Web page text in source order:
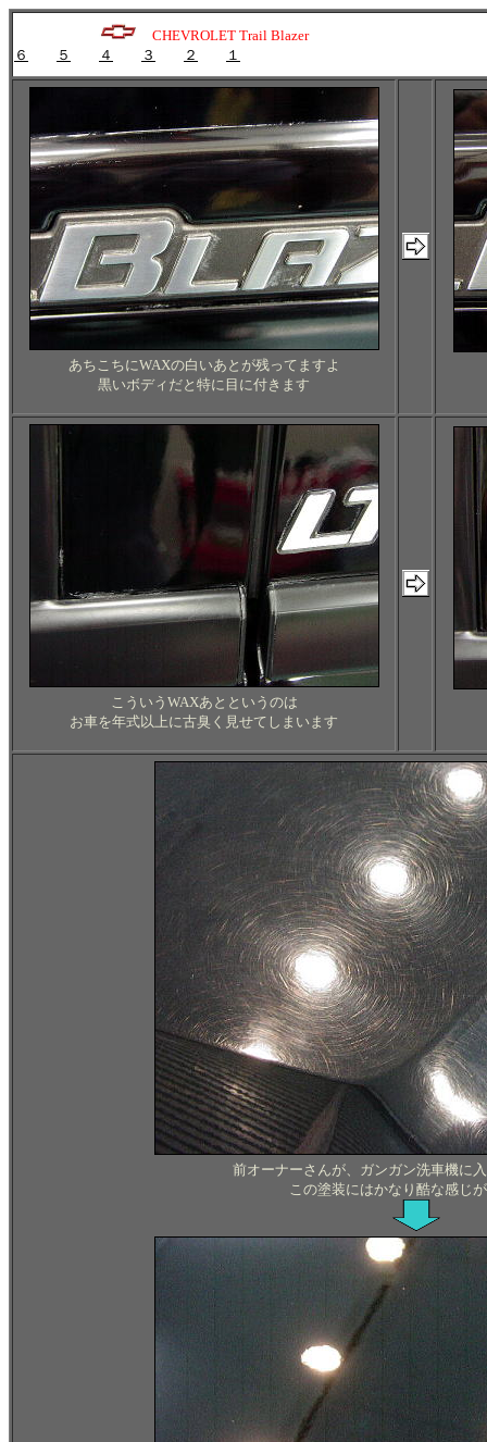
CHEVROLET Trail Blazer
６
５ ４ ３ ２ １
あちこちにWAXの白いあとが残ってますよ
黒いボディだと特に目に付きます
こういうWAXあとというのは
お車を年式以上に古臭く見せてしまいます
前オーナーさんが、ガンガン洗車機に
この塗装にはかなり酷な感じ